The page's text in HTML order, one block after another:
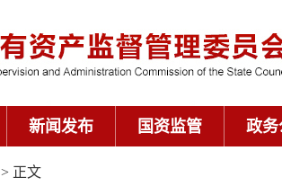
新闻发布 国资监管 政务
> 正文